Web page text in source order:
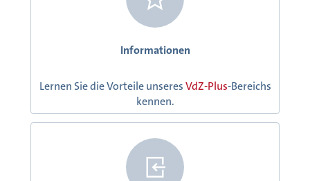
Informationen
Lernen Sie die Vorteile unseresVdZ-Plus-Bereichs
kennen.